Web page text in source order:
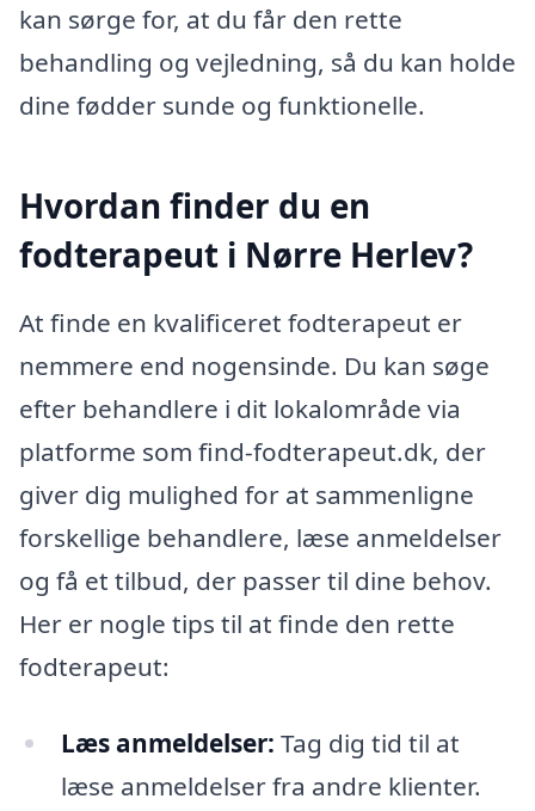
kan sørge for, at du får den rette
behandling og vejledning, så du kan holde
dine fødder sunde og funktionelle.
Hvordan finder du en
fodterapeut i Nørre Herlev?
At finde en kvalificeret fodterapeut er
nemmere end nogensinde. Du kan søge
efter behandlere i dit lokalområde via
platforme som find-fodterapeut.dk, der
giver dig mulighed for at sammenligne
forskellige behandlere, læse anmeldelser
og få et tilbud, der passer til dine behov.
Her er nogle tips til at finde den rette
fodterapeut:
Læs anmeldelser: Tag dig tid til at
læse anmeldelser fra andre klienter.